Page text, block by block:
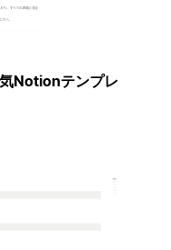
Notionテンプレ